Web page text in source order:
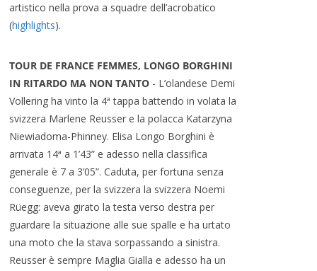
artistico nella prova a squadre dell’acrobatico
(highlights).
TOUR DE FRANCE FEMMES, LONGO BORGHINI
IN RITARDO MA NON TANTO - L’olandese Demi
Vollering ha vinto la 4ª tappa battendo in volata la
svizzera Marlene Reusser e la polacca Katarzyna
Niewiadoma-Phinney. Elisa Longo Borghini è
arrivata 14ª a 1’43” e adesso nella classifica
generale è 7 a 3’05”. Caduta, per fortuna senza
conseguenze, per la svizzera la svizzera Noemi
Rüegg: aveva girato la testa verso destra per
guardare la situazione alle sue spalle e ha urtato
una moto che la stava sorpassando a sinistra.
Reusser è sempre Maglia Gialla e adesso ha un